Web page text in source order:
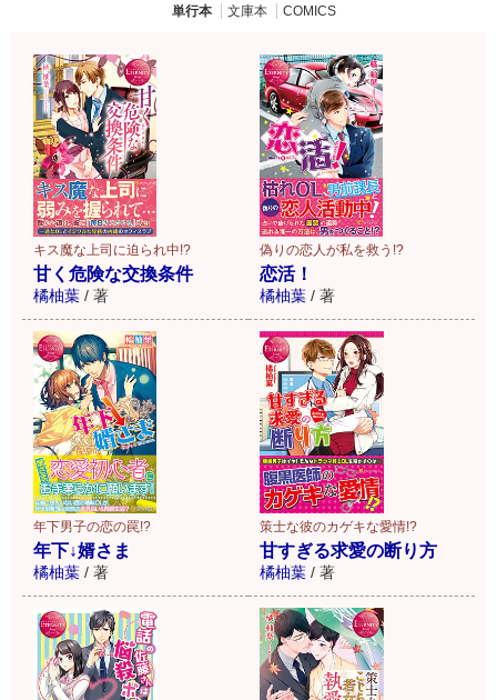
単行本 文庫本 COMICS
キス魔な上司に迫られ中!?
甘く危険な交換条件
橘柚葉 / 著
偽りの恋人が私を救う!?
恋活！
橘柚葉 / 著
年下男子の恋の罠!?
年下↓婿さま
橘柚葉 / 著
策士な彼のカゲキな愛情!?
甘すぎる求愛の断り方
橘柚葉 / 著